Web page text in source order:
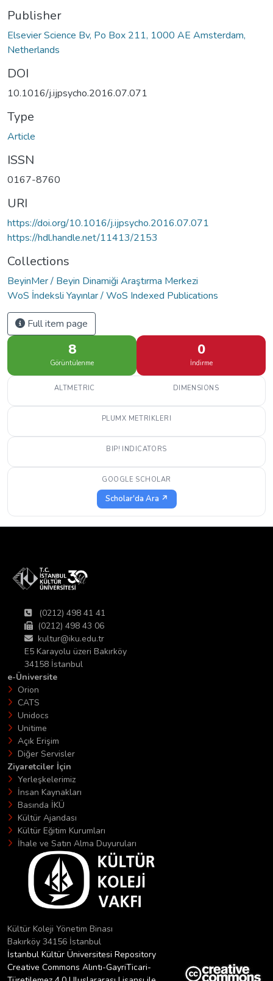
Publisher
Elsevier Science Bv, Po Box 211, 1000 AE Amsterdam,
Netherlands
DOI
10.1016/j.ijpsycho.2016.07.071
Type
Article
ISSN
0167-8760
URI
https://doi.org/10.1016/j.ijpsycho.2016.07.071
https://hdl.handle.net/11413/2153
Collections
BeyinMer / Beyin Dinamiği Araştırma Merkezi
WoS İndeksli Yayınlar / WoS Indexed Publications
Full item page
8
Görüntülenme
0
İndirme
ALTMETRIC DIMENSIONS
PLUMX METRIKLERI
BIP! INDICATORS
GOOGLE SCHOLAR
Scholar'da Ara ↗
(0212) 498 41 41
(0212) 498 43 06
kultur@iku.edu.tr
E5 Karayolu üzeri Bakırköy
34158 İstanbul
e-Üniversite
Orion
CATS
Unidocs
Unitime
Açık Erişim
Diğer Servisler
Ziyaretciler İçin
Yerleşkelerimiz
İnsan Kaynakları
Basında İKÜ
Kültür Ajandası
Kültür Eğitim Kurumları
İhale ve Satın Alma Duyuruları
Kültür Koleji Yönetim Binası
Bakırköy 34156 İstanbul
İstanbul Kültür Üniversitesi Repository
Creative Commons Alıntı-GayriTicari-